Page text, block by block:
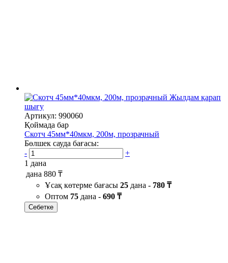
Жылдам қарап
шығу
Артикул: 990060
Қоймада бар
Скотч 45мм*40мкм, 200м, прозрачный
Бөлшек сауда бағасы:
-
+
1 дана
дана 880 ₸
Ұсақ көтерме бағасы 25 дана - 780 ₸
Оптом 75 дана - 690 ₸
Себетке